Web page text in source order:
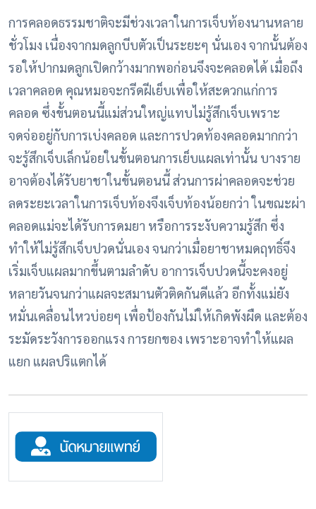
การคลอดธรรมชาติจะมีช่วงเวลาในการเจ็บท้องนานหลาย
ชั่วโมง เนื่องจากมดลูกบีบตัวเป็นระยะๆ นั่นเอง จากนั้นต้อง
รอให้ปากมดลูกเปิดกว้างมากพอก่อนจึงจะคลอดได้เมื่อถึง
เวลาคลอด คุณหมอจะกรีดฝีเย็บเพื่อให้สะดวกแก่การ
คลอด ซึ่งขั้นตอนนี้แม่ส่วนใหญ่แทบไม่รู้สึกเจ็บเพราะ
จดจ่ออยู่กับการเบ่งคลอด และการปวดท้องคลอดมากกว่า
จะรู้สึกเจ็บเล็กน้อยในขั้นตอนการเย็บแผลเท่านั้น บางราย
อาจต้องได้รับยาชาในขั้นตอนนี้ส่วนการผ่าคลอดจะช่วย
ลดระยะเวลาในการเจ็บท้องจึงเจ็บท้องน้อยกว่า ในขณะผ่า
คลอดแม่จะได้รับการดมยา หรือการระงับความรู้สึก ซึ่ง
ทำให้ไม่รู้สึกเจ็บปวดนั่นเอง จนกว่าเมื่อยาชาหมดฤทธิ์จึง
เริ่มเจ็บแผลมากขึ้นตามลำดับ อาการเจ็บปวดนี้จะคงอยู่
หลายวันจนกว่าแผลจะสมานตัวติดกันดีแล้ว อีกทั้งแม่ยัง
หมั่นเคลื่อนไหวบ่อยๆ เพื่อป้องกันไม่ให้เกิดพังผืด และต้อง
ระมัดระวังการออกแรง การยกของ เพราะอาจทำให้แผล
แยก แผลปริแตกได้